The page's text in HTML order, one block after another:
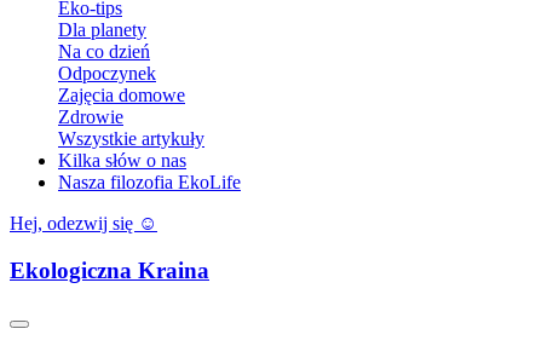
Eko-tips
Dla planety
Na co dzień
Odpoczynek
Zajęcia domowe
Zdrowie
Wszystkie artykuły
Kilka słów o nas
Nasza filozofia EkoLife
Hej, odezwij się ☺️
Ekologiczna Kraina